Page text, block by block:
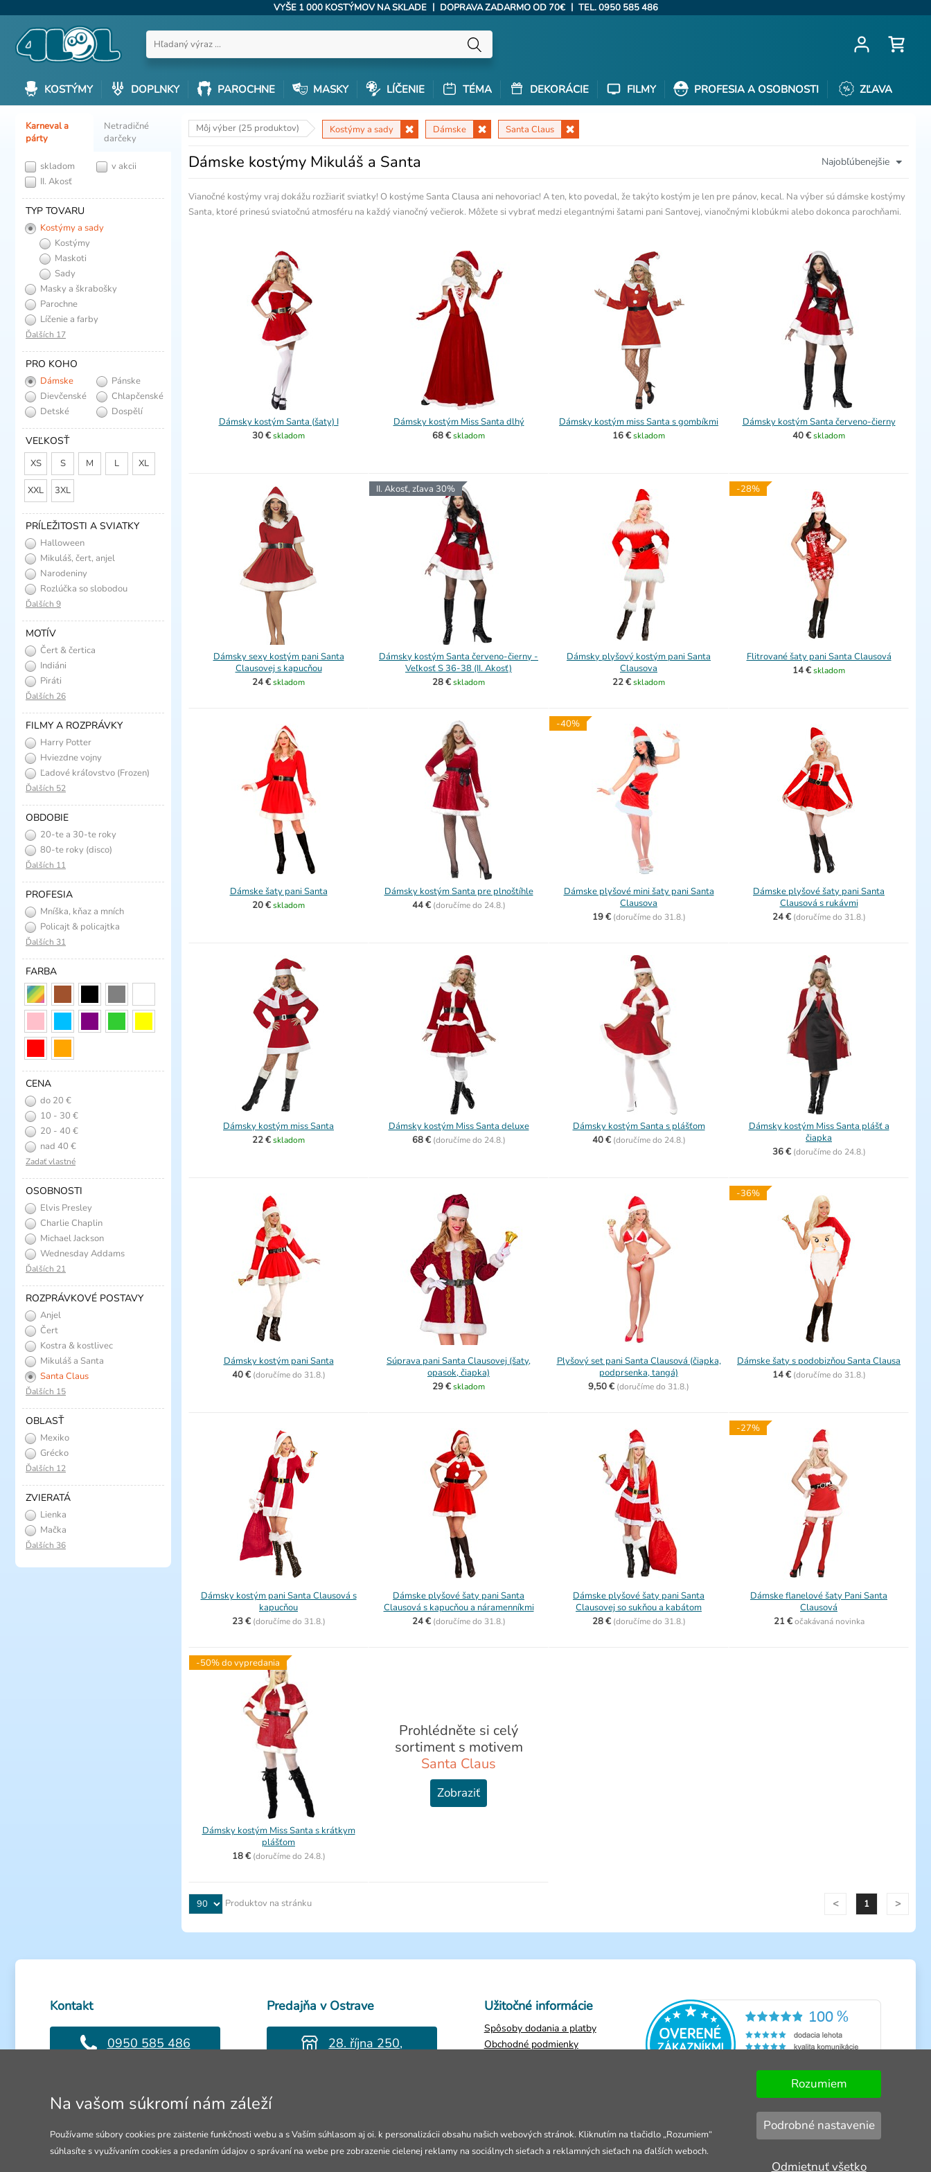
VYŠE 1 000 KOSTÝMOV NA SKLADE | DOPRAVA ZADARMO OD 70€ | TEL. 0950 585 486
KOSTÝMY DOPLNKY PAROCHNE MASKY LÍČENIE TÉMA DEKORÁCIE FILMY PROFESIA A OSOBNOSTI ZĽAVA
Môj výber (25 produktov) Kostýmy a sady Dámske Santa Claus
Najobľúbenejšie
Dámske kostýmy Mikuláš a Santa
Vianočné kostýmy vraj dokážu rozžiariť sviatky! O kostýme Santa Clausa ani nehovoriac! A ten, kto povedal, že takýto kostým je len pre pánov, kecal. Na výber sú dámske kostýmy
Santa, ktoré prinesú sviatočnú atmosféru na každý vianočný večierok. Môžete si vybrať medzi elegantnými šatami pani Santovej, vianočnými klobúkmi alebo dokonca parochňami.
Dámsky kostým Santa (šaty) I
30 €skladom
Dámsky kostým Miss Santa dlhý
68 €skladom
Dámsky kostým miss Santa s gombíkmi
16 €skladom
Dámsky kostým Santa červeno-čierny
40 €skladom
Dámsky sexy kostým pani Santa
Clausovej s kapucňou
24 €skladom
II. Akosť, zľava 30%
Dámsky kostým Santa červeno-čierny -
Veľkosť S 36-38 (II. Akosť)
28 €skladom
Dámsky plyšový kostým pani Santa
Clausova
22 €skladom
-28%
Flitrované šaty pani Santa Clausová
14 €skladom
Dámske šaty pani Santa
20 €skladom
Dámsky kostým Santa pre plnoštíhle
44 € (doručíme do 24.8.)
-40%
Dámske plyšové mini šaty pani Santa
Clausova
19 € (doručíme do 31.8.)
Dámske plyšové šaty pani Santa
Clausová s rukávmi
24 € (doručíme do 31.8.)
Dámsky kostým miss Santa
22 €skladom
Dámsky kostým Miss Santa deluxe
68 € (doručíme do 24.8.)
Dámsky kostým Santa s plášťom
40 € (doručíme do 24.8.)
Dámsky kostým Miss Santa plášť a
čiapka
36 € (doručíme do 24.8.)
Dámsky kostým pani Santa
40 € (doručíme do 31.8.)
Súprava pani Santa Clausovej (šaty,
opasok, čiapka)
29 €skladom
Plyšový set pani Santa Clausová (čiapka,
podprsenka, tangá)
9,50 € (doručíme do 31.8.)
-36%
Dámske šaty s podobizňou Santa Clausa
14 € (doručíme do 31.8.)
Dámsky kostým pani Santa Clausová s
kapucňou
23 € (doručíme do 31.8.)
Dámske plyšové šaty pani Santa
Clausová s kapucňou a náramenníkmi
24 € (doručíme do 31.8.)
Dámske plyšové šaty pani Santa
Clausovej so sukňou a kabátom
28 € (doručíme do 31.8.)
-27%
Dámske flanelové šaty Pani Santa
Clausová
21 € očakávaná novinka
-50% do vypredania
Dámsky kostým Miss Santa s krátkym
plášťom
18 € (doručíme do 24.8.)
Prohlédněte si celý
sortiment s motivem
Santa Claus
Zobraziť
< 1 >
Produktov na stránku
Karneval a
párty
Netradičné
darčeky
skladom
v akcii
II. Akosť
TYP TOVARU
Kostýmy a sady
Kostýmy
Maskoti
Sady
Masky a škrabošky
Parochne
Líčenie a farby
Ďalších 17
PRO KOHO
Dámske
Pánske
Dievčenské
Chlapčenské
Detské
Dospělí
VEĽKOSŤ
XS S M L XL
XXL 3XL
PRÍLEŽITOSTI A SVIATKY
Halloween
Mikuláš, čert, anjel
Narodeniny
Rozlúčka so slobodou
Ďalších 9
MOTÍV
Čert & čertica
Indiáni
Piráti
Ďalších 26
FILMY A ROZPRÁVKY
Harry Potter
Hviezdne vojny
Ľadové kráľovstvo (Frozen)
Ďalších 52
OBDOBIE
20-te a 30-te roky
(charleston)
80-te roky (disco)
Ďalších 11
PROFESIA
Mníška, kňaz a mních
Policajt & policajtka
Ďalších 31
FARBA
CENA
do 20 €
10 - 30 €
20 - 40 €
nad 40 €
Zadať vlastné
OSOBNOSTI
Elvis Presley
Charlie Chaplin
Michael Jackson
Wednesday Addams
Ďalších 21
ROZPRÁVKOVÉ POSTAVY
Anjel
Čert
Kostra & kostlivec
Mikuláš a Santa
Santa Claus
Ďalších 15
OBLASŤ
Mexiko
Grécko
Ďalších 12
ZVIERATÁ
Lienka
Mačka
Ďalších 36
Kontakt
0950 585 486
info@4lol.cz
Radi Vám poradíme a pomôžeme.
Predajňa v Ostrave
28. října 250,
Užitočné informácie
Spôsoby dodania a platby
Obchodné podmienky
Na vašom súkromí nám záleží
Používame súbory cookies pre zaistenie funkčnosti webu a s Vaším súhlasom aj oi. k personalizácii obsahu našich webových stránok. Kliknutím na tlačidlo „Rozumiem“
súhlasíte s využívaním cookies a predaním údajov o správaní na webe pre zobrazenie cielenej reklamy na sociálnych sieťach a reklamných sieťach na ďalších weboch.
Rozumiem
Podrobné nastavenie
Odmietnuť všetko